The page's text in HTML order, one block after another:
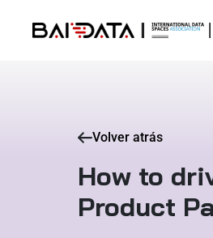
Volver atrás
How to
Product